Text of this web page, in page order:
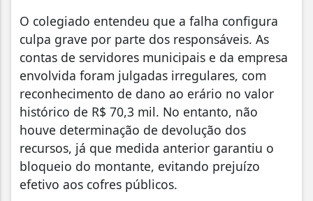
O colegiado entendeu que a falha configura
culpa grave por parte dos responsáveis. As
contas de servidores municipais e da empresa
envolvida foram julgadas irregulares, com
reconhecimento de dano ao erário no valor
histórico de R$ 70,3 mil. No entanto, não
houve determinação de devolução dos
recursos, já que medida anterior garantiu o
bloqueio do montante, evitando prejuízo
efetivo aos cofres públicos.